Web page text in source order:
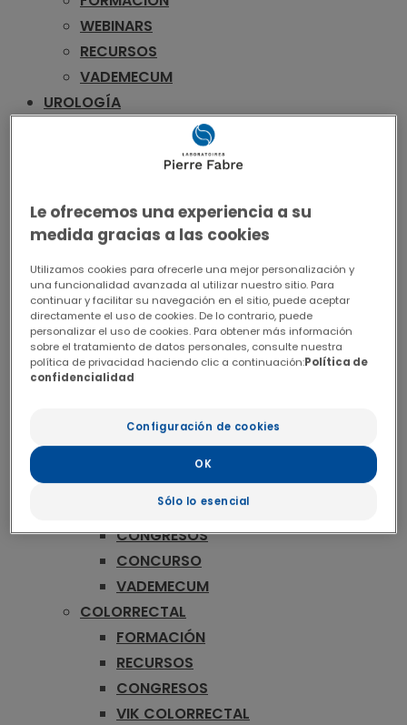
WEBINARS
RECURSOS
VADEMECUM
UROLOGÍA
PUBLICACIONES
RECURSOS
VADEMECUM
MAMA
FORMACIÓN
RECURSOS
CONGRESOS
CONCURSO
MELANOMA
FORMACIÓN
PUBLICACIONES
RECURSOS
CONGRESOS
CONCURSO
VADEMECUM
COLORRECTAL
FORMACIÓN
RECURSOS
CONGRESOS
VIK COLORRECTAL
Le ofrecemos una experiencia a su
medida gracias a las cookies
Utilizamos cookies para ofrecerle una mejor personalización y
una funcionalidad avanzada al utilizar nuestro sitio. Para
continuar y facilitar su navegación en el sitio, puede aceptar
directamente el uso de cookies. De lo contrario, puede
personalizar el uso de cookies. Para obtener más información
sobre el tratamiento de datos personales, consulte nuestra
política de privacidad haciendo clic a continuación:Política de
confidencialidad
Configuración de cookies
Sólo lo esencial
OK